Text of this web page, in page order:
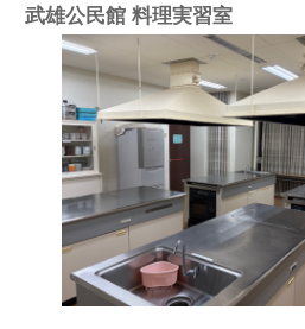
武雄公民館 料理実習室